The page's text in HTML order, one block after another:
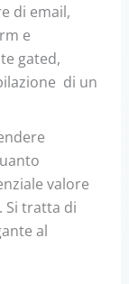
di email,
e
gated,
di un
valore
Si tratta di
al